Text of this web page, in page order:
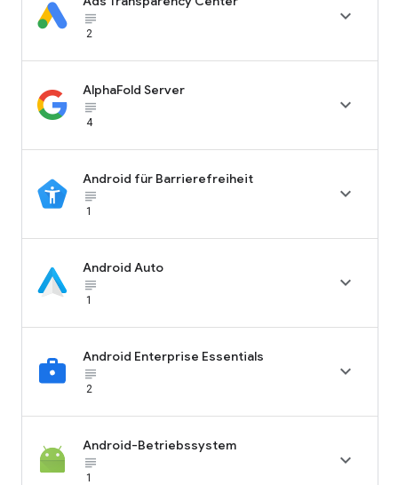
subject_black
2

AlphaFold Server
subject_black
4

Android für Barrierefreiheit
subject_black
1

Android Auto
subject_black
1

Android Enterprise Essentials
subject_black
2

Android-Betriebssystem
subject_black
1
